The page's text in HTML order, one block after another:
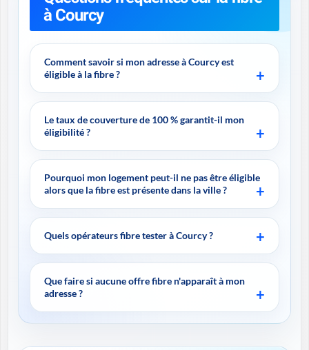
à Courcy
Comment savoir si mon adresse à Courcy est
éligible à la fibre ?
Le taux de couverture de 100 % garantit-il mon
éligibilité ?
Pourquoi mon logement peut-il ne pas être éligible
alors que la fibre est présente dans la ville ?
Quels opérateurs fibre tester à Courcy ?
Que faire si aucune offre fibre n'apparaît à mon
adresse ?